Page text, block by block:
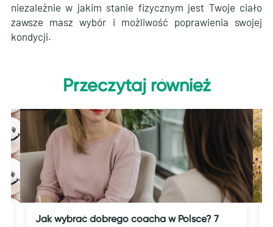
niezależnie w jakim stanie fizycznym jest Twoje ciało
zawsze masz wybór i możliwość poprawienia swojej
kondycji.
Przeczytaj również
Jak wybrać dobrego coacha w Polsce? 7